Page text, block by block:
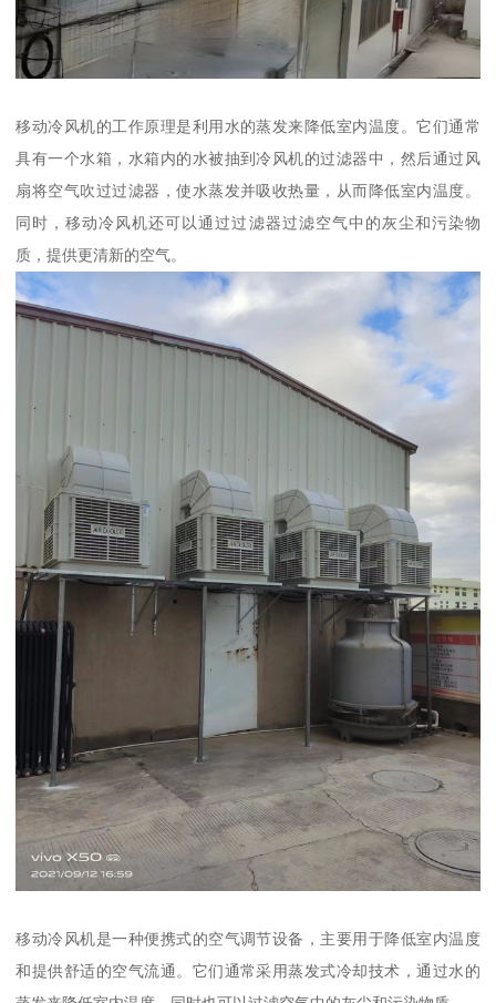
移动冷风机的工作原理是利用水的蒸发来降低室内温度。它们通常
具有一个水箱，水箱内的水被抽到冷风机的过滤器中，然后通过风
扇将空气吹过过滤器，使水蒸发并吸收热量，从而降低室内温度。
同时，移动冷风机还可以通过过滤器过滤空气中的灰尘和污染物
质，提供更清新的空气。
移动冷风机是一种便携式的空气调节设备，主要用于降低室内温度
和提供舒适的空气流通。它们通常采用蒸发式冷却技术，通过水的